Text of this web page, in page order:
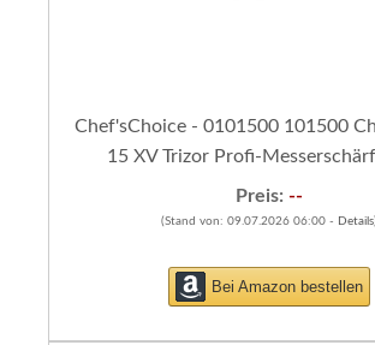
Chef'sChoice - 0101500 101500
15 XV Trizor Profi-
Preis: --
(Stand von: 09.07.2026 06:00 - Details
Bei Amazon bestellen